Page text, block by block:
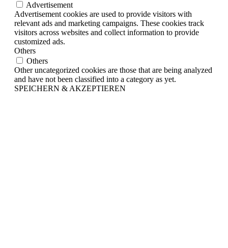
Advertisement
Advertisement cookies are used to provide visitors with
relevant ads and marketing campaigns. These cookies track
visitors across websites and collect information to provide
customized ads.
Others
Others
Other uncategorized cookies are those that are being analyzed
and have not been classified into a category as yet.
SPEICHERN & AKZEPTIEREN